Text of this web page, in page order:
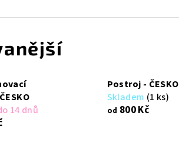
14 dnů
Postroj - ČESKO
Skladem (1 ks)
od 800 Kč